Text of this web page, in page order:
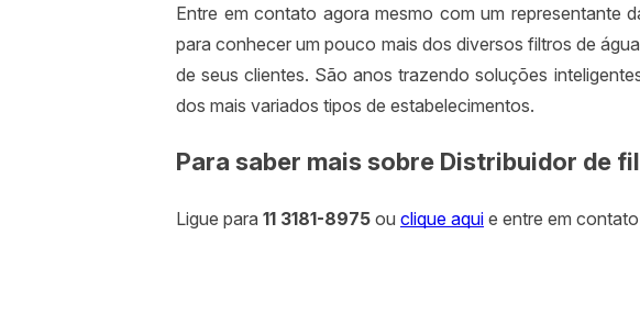
Entre em contato agora mesmo com um representante
para conhecer um pouco mais dos diversos filtros de
de seus clientes. São anos trazendo soluções
dos mais variados tipos de estabelecimentos.
Para saber mais sobre Distribuidor de
Ligue para 11 3181-8975 ou clique aqui e entre em